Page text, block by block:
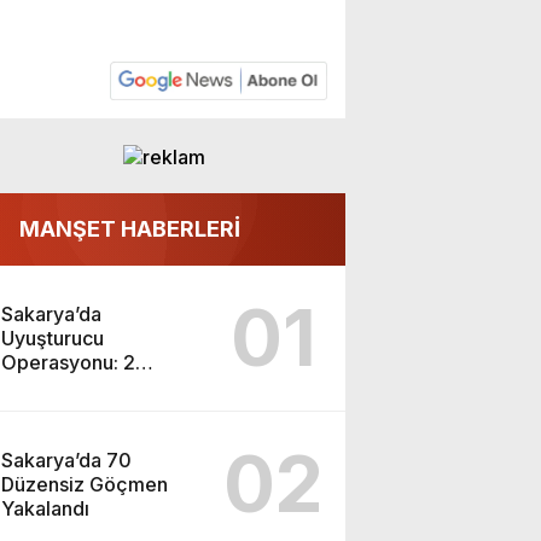
MANŞET HABERLERİ
Sakarya’da
Uyuşturucu
Operasyonu: 2
01
Sakarya’da 70
Düzensiz Göçmen
Yakalandı
02